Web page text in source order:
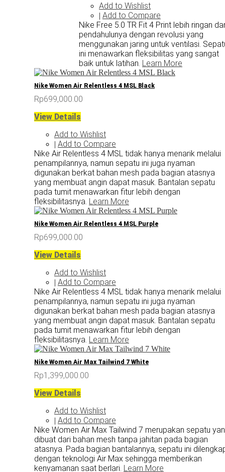
Add to Wishlist
| Add to Compare
Nike Free 5.0 TR Fit 4 Print lebih ringan
pendahulunya dengan revolusi yang
menggunakan jaring untuk ventilasi.
ini menawarkan fleksibilitas yang sangat
baik untuk latihan. Learn More
Nike Women Air Relentless 4 MSL Black
Rp699,000.00
View Details
Add to Wishlist
| Add to Compare
Nike Air Relentless 4 MSL tidak hanya menarik melalui
penampilannya, namun sepatu ini juga nyaman
digunakan berkat bahan mesh pada bagian atasnya
yang membuat angin dapat masuk. Bantalan sepatu
pada tumit menawarkan fitur lebih dengan
fleksibilitasnya. Learn More
Nike Women Air Relentless 4 MSL Purple
Rp699,000.00
View Details
Add to Wishlist
| Add to Compare
Nike Air Relentless 4 MSL tidak hanya menarik melalui
penampilannya, namun sepatu ini juga nyaman
digunakan berkat bahan mesh pada bagian atasnya
yang membuat angin dapat masuk. Bantalan sepatu
pada tumit menawarkan fitur lebih dengan
fleksibilitasnya. Learn More
Nike Women Air Max Tailwind 7 White
Rp1,399,000.00
View Details
Add to Wishlist
| Add to Compare
Nike Women Air Max Tailwind 7 merupakan sepatu
dibuat dari bahan mesh tanpa jahitan pada bagian
atasnya. Pada bagian bantalannya, sepatu ini
dengan teknologi Air Max sehingga memberikan
kenyamanan saat berlari. Learn More